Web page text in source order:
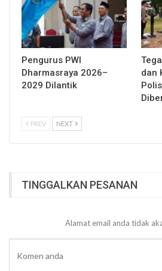
Pengurus PWI
Dharmasraya 2026–
2029 Dilantik
dan
PREV NEXT
TINGGALKAN PESANAN
Alamat email anda tidak